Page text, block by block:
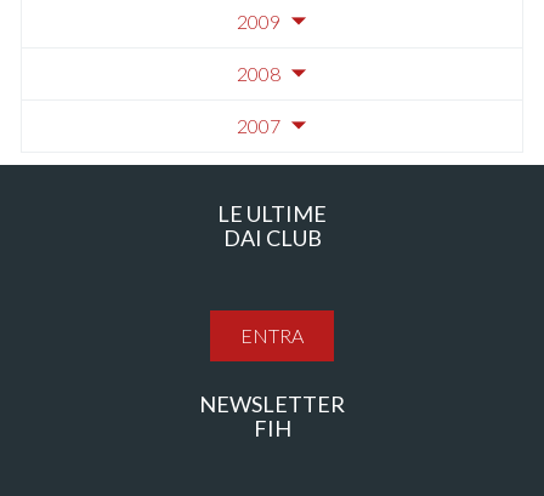
2009
2008
2007
LE ULTIME
DAI CLUB
ENTRA
NEWSLETTER
FIH